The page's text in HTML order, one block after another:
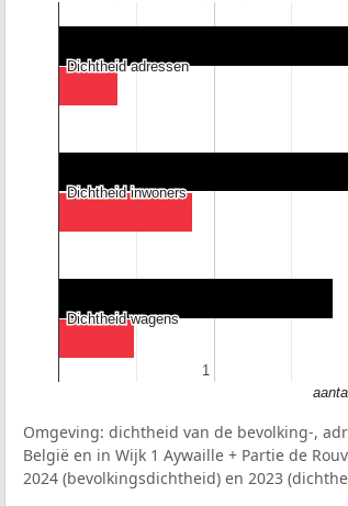
11
Dichtheid adressen
Dichtheid adressen
Dichtheid inwoners
Dichtheid inwoners
Dichtheid wagens
Dichtheid wagens
Omgeving: dichtheid van de bevolking-,
België en in Wijk 1 Aywaille + Partie de
2024 (bevolkingsdichtheid) en 2023